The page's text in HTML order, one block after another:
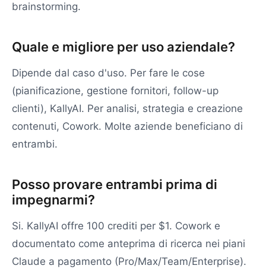
brainstorming.
Quale e migliore per uso aziendale?
Dipende dal caso d'uso. Per fare le cose
(pianificazione, gestione fornitori, follow-up
clienti), KallyAI. Per analisi, strategia e creazione
contenuti, Cowork. Molte aziende beneficiano di
entrambi.
Posso provare entrambi prima di
impegnarmi?
Si. KallyAI offre 100 crediti per $1. Cowork e
documentato come anteprima di ricerca nei piani
Claude a pagamento (Pro/Max/Team/Enterprise).